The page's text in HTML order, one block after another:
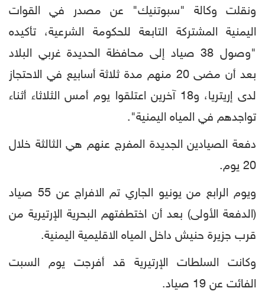
ونقلت وكالة "سبوتنيك" عن مصدر في القوات
اليمنية المشتركة التابعة للحكومة الشرعية، تأكيده
"وصول 38 صياد إلى محافظة الحديدة غربي البلاد
بعد أن مضى 20 منهم مدة ثلاثة أسابيع في الاحتجاز
لدى إريتريا، و18 آخرين اعتلقوا يوم أمس الثلاثاء أثناء
تواجدهم في المياه اليمنية".
دفعة الصيادين الجديدة المفرج عنهم هي الثالثة خلال
20 يوم.
ويوم الرابع من يونيو الجاري تم الافراج عن 55 صياد
(الدفعة الأولى) بعد أن اختطفتهم البحرية الإرتيرية من
قرب جزيرة حنيش داخل المياه الاقليمية اليمنية.
وكانت السلطات الإرتيرية قد أفرجت يوم السبت
الفائت عن 19 صياد.